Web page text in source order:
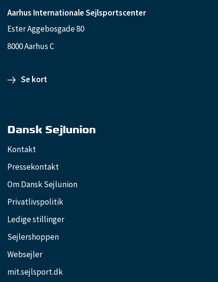
Aarhus Internationale Sejlsportscenter
Ester Aggebosgade 80
8000 Aarhus C
Se kort
Dansk Sejlunion
Kontakt
Pressekontakt
Om Dansk Sejlunion
Privatlivspolitik
Ledige stillinger
Sejlershoppen
Websejler
mit.sejlsport.dk